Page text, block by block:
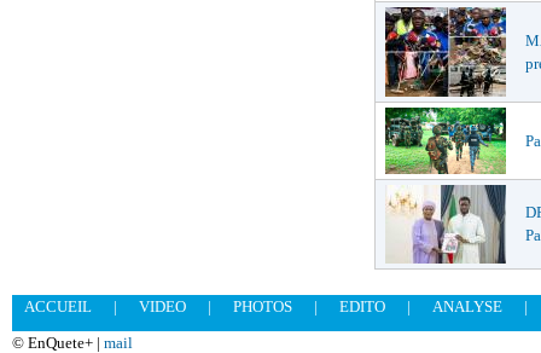
ACCUEIL | VIDEO | PHOTOS | EDITO | ANALYSE
|
© EnQuete+ | mail